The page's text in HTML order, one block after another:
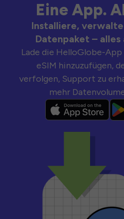
Eine App.
Installiere,
Datenpaket – alles
Lade die HelloGlobe-
eSIM hinzuzufügen,
verfolgen, Support zu
mehr